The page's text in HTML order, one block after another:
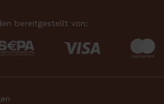
bereitgestellt von: